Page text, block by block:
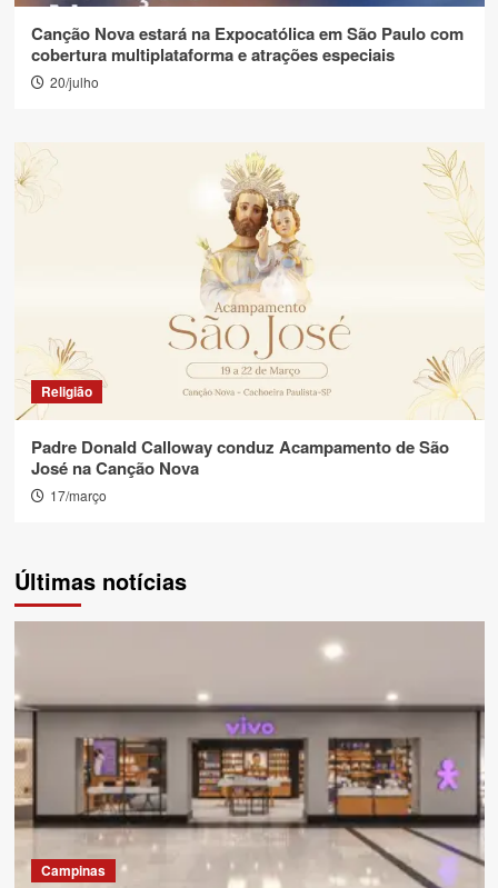
Canção Nova estará na Expocatólica em São Paulo com
cobertura multiplataforma e atrações especiais
20/julho
Religião
Padre Donald Calloway conduz Acampamento de São
José na Canção Nova
17/março
Últimas notícias
Campinas